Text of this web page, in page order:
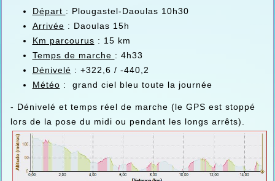
Départ : Plougastel-Daoulas 10h30
Arrivée : Daoulas 15h
Km parcourus : 15 km
Temps de marche : 4h33
Dénivelé : +322,6 / -440,2
Météo : grand ciel bleu toute la journée
- Dénivelé et temps réel de marche (le GPS est stoppé
lors de la pose du midi ou pendant les longs arrêts).